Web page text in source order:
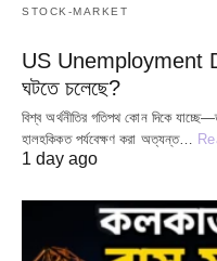
STOCK-MARKET
US Unemployment
ঘটতে চলেছে?
বিশ্ব অর্থনীতির গতিপথ কোন দিকে
হালহকিকত পর্যবেক্ষণ করা অত্যন্ত…
1 day ago